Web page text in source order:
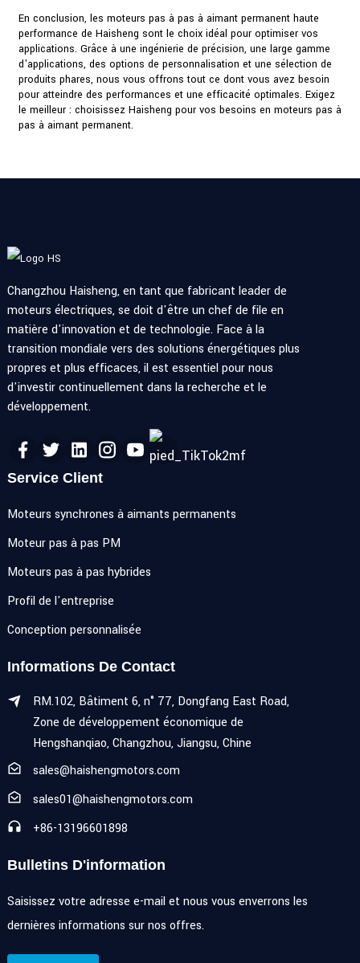
En conclusion, les moteurs pas à pas à aimant permanent haute
performance de Haisheng sont le choix idéal pour optimiser vos
applications. Grâce à une ingénierie de précision, une large gamme
d'applications, des options de personnalisation et une sélection de
produits phares, nous vous offrons tout ce dont vous avez besoin
pour atteindre des performances et une efficacité optimales. Exigez
le meilleur : choisissez Haisheng pour vos besoins en moteurs pas à
pas à aimant permanent.
Changzhou Haisheng, en tant que fabricant leader de
moteurs électriques, se doit d'être un chef de file en
matière d'innovation et de technologie. Face à la
transition mondiale vers des solutions énergétiques plus
propres et plus efficaces, il est essentiel pour nous
d'investir continuellement dans la recherche et le
développement.
Service Client
Moteurs synchrones à aimants permanents
Moteur pas à pas PM
Moteurs pas à pas hybrides
Profil de l'entreprise
Conception personnalisée
Informations De Contact
RM.102, Bâtiment 6, n° 77, Dongfang East Road,
Zone de développement économique de
Hengshanqiao, Changzhou, Jiangsu, Chine
sales@haishengmotors.com
sales01@haishengmotors.com
+86-13196601898
Bulletins D'information
Saisissez votre adresse e-mail et nous vous enverrons les
dernières informations sur nos offres.